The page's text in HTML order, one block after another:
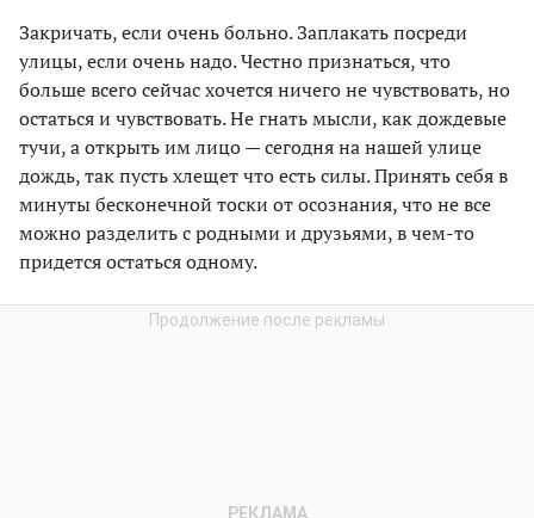
Закричать, если очень больно. Заплакать посреди
улицы, если очень надо. Честно признаться, что
больше всего сейчас хочется ничего не чувствовать, но
остаться и чувствовать. Не гнать мысли, как дождевые
тучи, а открыть им лицо — сегодня на нашей улице
дождь, так пусть хлещет что есть силы. Принять себя в
минуты бесконечной тоски от осознания, что не все
можно разделить с родными и друзьями, в чем-то
придется остаться одному.